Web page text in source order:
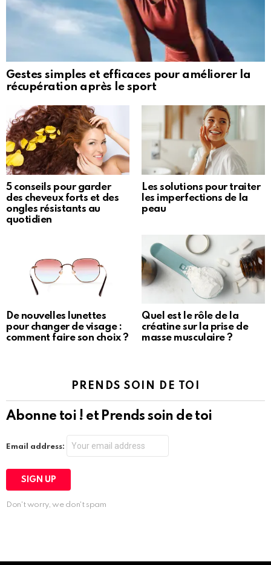
Gestes simples et efficaces pour améliorer la
récupération après le sport
5 conseils pour garder
des cheveux forts et des
ongles résistants au
quotidien
Les solutions pour traiter
les imperfections de la
peau
De nouvelles lunettes
pour changer de visage :
comment faire son choix ?
Quel est le rôle de la
créatine sur la prise de
masse musculaire ?
PRENDS SOIN DE TOI
Abonne toi ! et Prends soin de toi
Email address:
Don't worry, we don't spam